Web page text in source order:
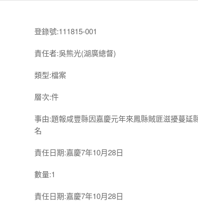
登錄號:111815-001
責任者:吳熊光(湖廣總督)
類型:檔案
層次:件
事由:題報咸豐縣因嘉慶元年來鳳縣賊匪滋擾蔓
名
責任日期:嘉慶7年10月28日
數量:1
責任日期:嘉慶7年10月28日